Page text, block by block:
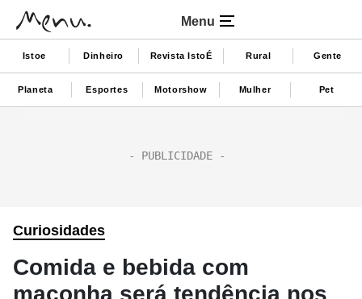
Menu
Istoe Dinheiro Revista IstoÉ Rural Gente
Planeta Esportes Motorshow Mulher Pet
Curiosidades
Comida e bebida com
maconha será tendência nos